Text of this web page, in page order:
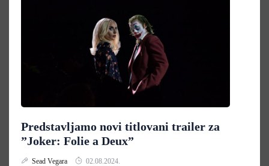
Predstavljamo novi titlovani trailer za
”Joker: Folie a Deux”
Sead Vegara 02.08.2024.